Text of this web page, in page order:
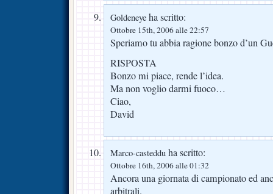
Goldeneye ha scritto:
Ottobre 15th, 2006 alle 22:57
Speriamo tu abbia ragione bonzo d’un
RISPOSTA
Bonzo mi piace, rende l’idea.
Ma non voglio darmi fuoco…
Ciao,
David
Marco-casteddu ha scritto:
Ottobre 16th, 2006 alle 01:32
Ancora una giornata di campionato ed
arbitrali.